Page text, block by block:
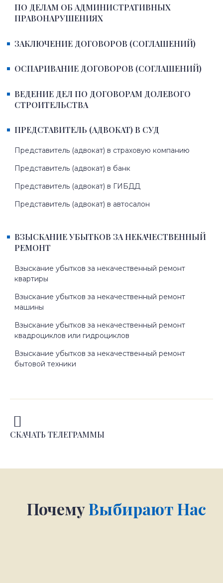
ПО ДЕЛАМ ОБ АДМИНИСТРАТИВНЫХ
ПРАВОНАРУШЕНИЯХ
ЗАКЛЮЧЕНИЕ ДОГОВОРОВ (СОГЛАШЕНИЙ)
ОСПАРИВАНИЕ ДОГОВОРОВ (СОГЛАШЕНИЙ)
ВЕДЕНИЕ ДЕЛ ПО ДОГОВОРАМ ДОЛЕВОГО
СТРОИТЕЛЬСТВА
ПРЕДСТАВИТЕЛЬ (АДВОКАТ) В СУД
Представитель (адвокат) в страховую компанию
Представитель (адвокат) в банк
Представитель (адвокат) в ГИБДД
Представитель (адвокат) в автосалон
ВЗЫСКАНИЕ УБЫТКОВ ЗА НЕКАЧЕСТВЕННЫЙ
РЕМОНТ
Взыскание убытков за некачественный ремонт
квартиры
Взыскание убытков за некачественный ремонт
машины
Взыскание убытков за некачественный ремонт
квадроциклов или гидроциклов
Взыскание убытков за некачественный ремонт
бытовой техники
СКАЧАТЬ ТЕЛЕГРАММЫ
ПочемуВыбирают Нас